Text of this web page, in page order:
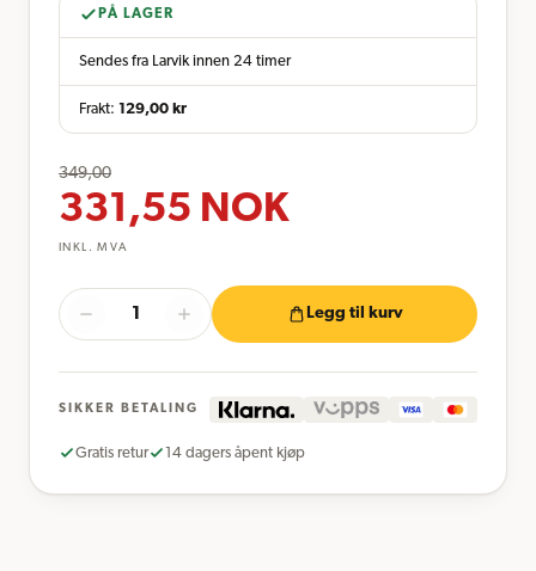
PÅ LAGER
Sendes fra Larvik innen 24 timer
Frakt: 129,00 kr
349,00
331,55 NOK
INKL. MVA
Legg til kurv
SIKKER BETALING
Gratis retur 14 dagers åpent kjøp